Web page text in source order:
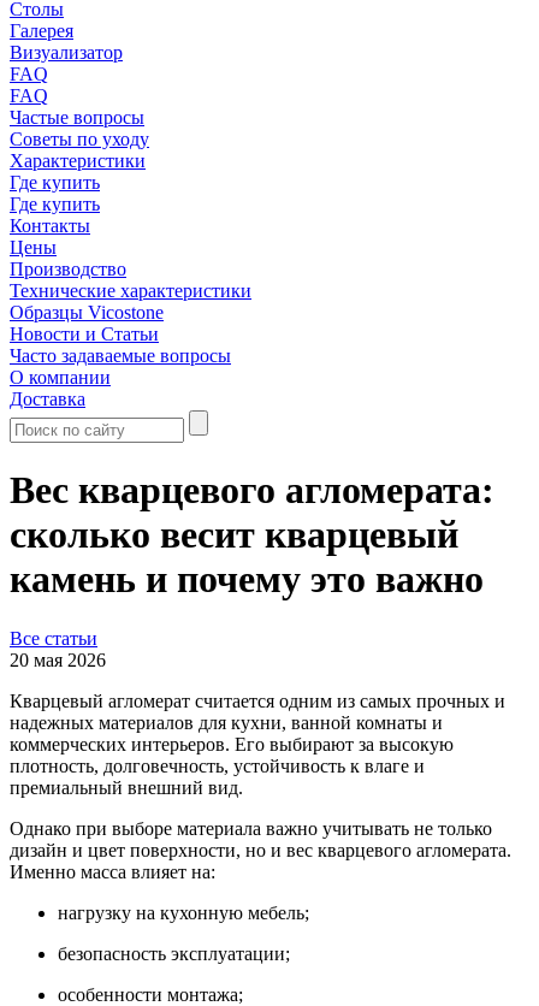
Столы
Галерея
Визуализатор
FAQ
FAQ
Частые вопросы
Советы по уходу
Характеристики
Где купить
Где купить
Контакты
Цены
Производство
Технические характеристики
Образцы Vicostone
Новости и Статьи
Часто задаваемые вопросы
О компании
Доставка
Вес кварцевого агломерата:
сколько весит кварцевый
камень и почему это важно
Все статьи
20 мая 2026
Кварцевый агломерат считается одним из самых прочных и
надежных материалов для кухни, ванной комнаты и
коммерческих интерьеров. Его выбирают за высокую
плотность, долговечность, устойчивость к влаге и
премиальный внешний вид.
Однако при выборе материала важно учитывать не только
дизайн и цвет поверхности, но и вес кварцевого агломерата.
Именно масса влияет на:
нагрузку на кухонную мебель;
безопасность эксплуатации;
особенности монтажа;